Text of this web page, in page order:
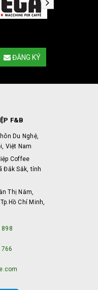
ĐĂNG KÝ
F&B
Du Nghệ,
Việt Nam
Coffee
Đắk Sắk, tỉnh
Thị Năm,
Chí Minh,
898